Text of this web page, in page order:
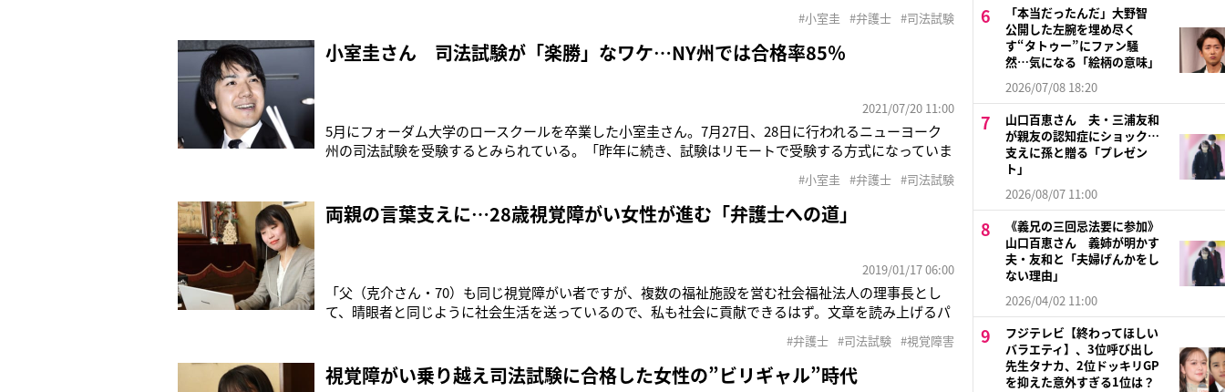
考えているでしょう」（皇室ジャーナリスト）7月27日、28日の2日間にわたり、小室圭さんが米国ニ
ューヨーク州の司法試験に挑
#小室圭 #弁護士 #司法試験
小室圭さん 司法試験が「楽勝」なワケ…NY州では合格率85％
2021/07/20 11:00
5月にフォーダム大学のロースクールを卒業した小室圭さん。7月27日、28日に行われるニューヨーク
州の司法試験を受験するとみられている。「昨年に続き、試験はリモートで受験する方式になっていま
いという事情もあるでしょう。帰国せず、猛勉強に励んでいると思われます」（皇室担当記者）日本の
司法試験の合格率は、'20年
#小室圭 #弁護士 #司法試験
両親の言葉支えに…28歳視覚障がい女性が進む「弁護士への道」
2019/01/17 06:00
「父（克介さん・70）も同じ視覚障がい者ですが、複数の福祉施設を営む社会福祉法人の理事長とし
て、晴眼者と同じように社会生活を送っているので、私も社会に貢献できるはず。文章を読み上げるパ
そう話すのは、昨年9月、最難関の国家試験といわれる司法試験に、2度目の挑戦で合格した板原愛さ
ん（28）。弁護士といえば、法廷
#弁護士 #司法試験 #視覚障害
視覚障がい乗り越え司法試験に合格した女性の”ビリギャル”時代
「本当だったんだ」大野智
公開した左腕を埋め尽く
す“タトゥー”にファン騒
然…気になる「絵柄の意味」
2026/07/08 18:20
山口百恵さん 夫・三浦友和
が親友の認知症にショック…
支えに孫と贈る「プレゼン
ト」
2026/08/07 11:00
《義兄の三回忌法要に参加》
山口百恵さん 義姉が明かす
夫・友和と「夫婦げんかをし
ない理由」
2026/04/02 11:00
フジテレビ【終わってほしい
バラエティ】、3位呼び出し
先生タナカ、2位ドッキリGP
を抑えた意外すぎる1位は？